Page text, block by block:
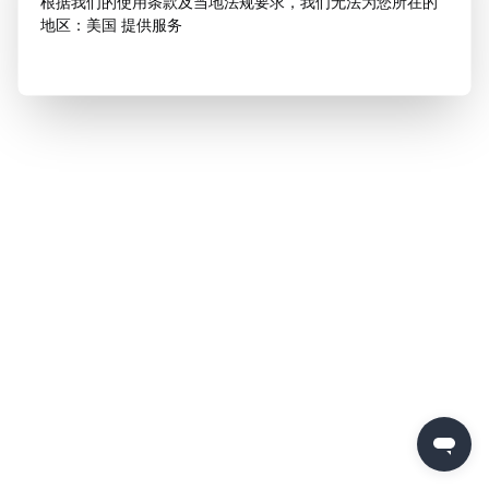
地区：美国 提供服务